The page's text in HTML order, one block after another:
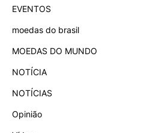
EVENTOS
moedas do brasil
MOEDAS DO MUNDO
NOTÍCIA
NOTÍCIAS
Opinião